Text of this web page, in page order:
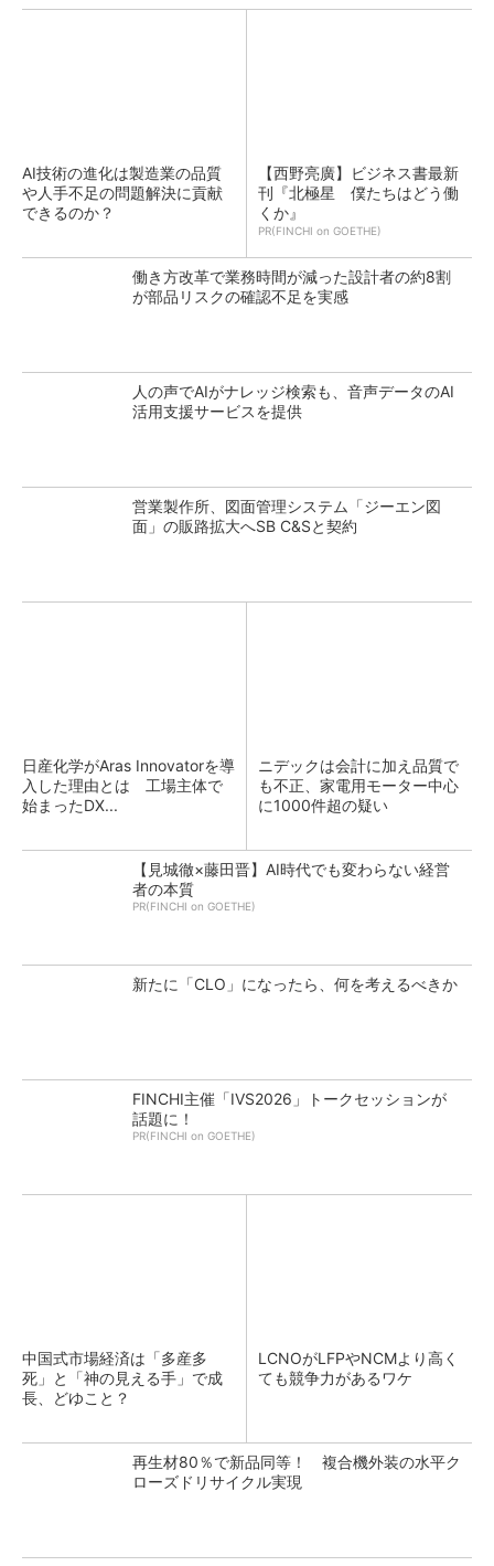
AI技術の進化は製造業の品質
や人手不足の問題解決に貢献
できるのか？
【西野亮廣】ビジネス書最新
刊『北極星 僕たちはどう働
くか』
PR(FINCHI on GOETHE)
働き方改革で業務時間が減った設計者の約8割
が部品リスクの確認不足を実感
人の声でAIがナレッジ検索も、音声データのAI
活用支援サービスを提供
営業製作所、図面管理システム「ジーエン図
面」の販路拡大へSB C&Sと契約
日産化学がAras Innovatorを導
入した理由とは 工場主体で
始まったDX...
ニデックは会計に加え品質で
も不正、家電用モーター中心
に1000件超の疑い
【見城徹×藤田晋】AI時代でも変わらない経営
者の本質
PR(FINCHI on GOETHE)
新たに「CLO」になったら、何を考えるべきか
FINCHI主催「IVS2026」トークセッションが
話題に！
PR(FINCHI on GOETHE)
中国式市場経済は「多産多
死」と「神の見える手」で成
長、どゆこと？
LCNOがLFPやNCMより高く
ても競争力があるワケ
再生材80％で新品同等！ 複合機外装の水平ク
ローズドリサイクル実現